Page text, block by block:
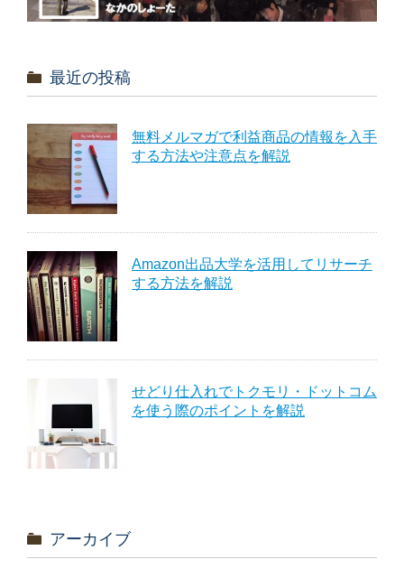
最近の投稿
無料メルマガで利益商品の情報を入手
する方法や注意点を解説
Amazon出品大学を活用してリサーチ
する方法を解説
せどり仕入れでトクモリ・ドットコム
を使う際のポイントを解説
アーカイブ